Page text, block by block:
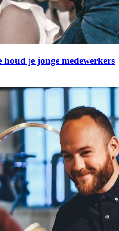
houd je jonge medewerkers